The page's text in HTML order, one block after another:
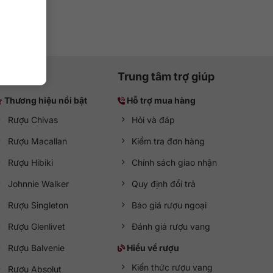
Thương hiệu nổi bật
Rượu Chivas
Rượu Macallan
Rượu Hibiki
Johnnie Walker
Rượu Singleton
Rượu Glenlivet
Rượu Balvenie
Rượu Absolut
Trung tâm trợ giúp
Hỗ trợ mua hàng
Hỏi và đáp
Kiểm tra đơn hàng
Chính sách giao nhận
Quy định đổi trả
Báo giá rượu ngoại
Đánh giá rượu vang
Hiểu về rượu
Kiến thức rượu vang